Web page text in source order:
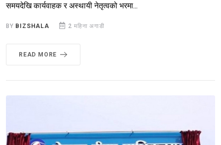
समयदेखि कार्यवाहक र अस्थायी नेतृत्वको भरमा...
BY BIZSHALA 2 महिना अगाडी
READ MORE